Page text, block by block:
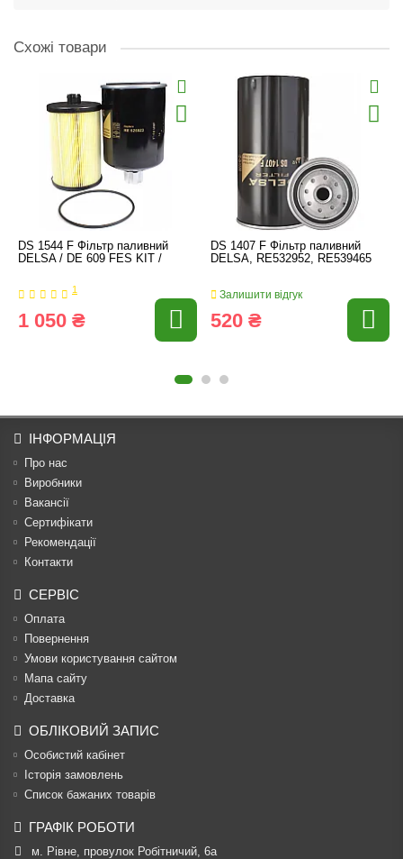
Схожі товари
DS 1544 F Фільтр паливний
DELSA / DE 609 FES KIT /
1
1 050 ₴
DS 1407 F Фільтр паливний
DELSA, RE532952, RE539465
Залишити відгук
520 ₴
ІНФОРМАЦІЯ
Про нас
Виробники
Вакансії
Сертифікати
Рекомендації
Контакти
СЕРВІС
Оплата
Повернення
Умови користування сайтом
Мапа сайту
Доставка
ОБЛІКОВИЙ ЗАПИС
Особистий кабінет
Історія замовлень
Список бажаних товарів
ГРАФІК РОБОТИ
м. Рівне, провулок Робітничий, 6а